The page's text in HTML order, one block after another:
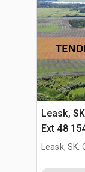
Leask,
Ext 48
Title
Leask, SK,